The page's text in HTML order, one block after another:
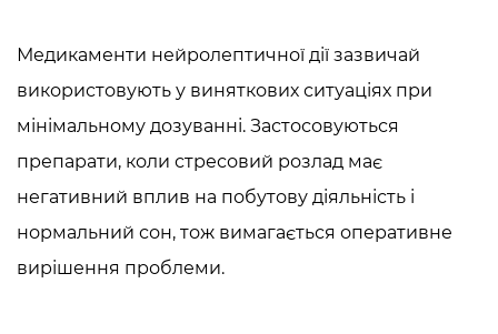
Медикаменти нейролептичної дії зазвичай
використовують у виняткових ситуаціях при
мінімальному дозуванні. Застосовуються
препарати, коли стресовий розлад має
негативний вплив на побутову діяльність і
нормальний сон, тож вимагається оперативне
вирішення проблеми.